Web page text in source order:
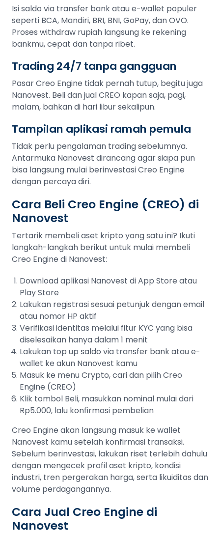
Isi saldo via transfer bank atau e-wallet populer
seperti BCA, Mandiri, BRI, BNI, GoPay, dan OVO.
Proses withdraw rupiah langsung ke rekening
bankmu, cepat dan tanpa ribet.
Trading 24/7 tanpa gangguan
Pasar Creo Engine tidak pernah tutup, begitu juga
Nanovest. Beli dan jual CREO kapan saja, pagi,
malam, bahkan di hari libur sekalipun.
Tampilan aplikasi ramah pemula
Tidak perlu pengalaman trading sebelumnya.
Antarmuka Nanovest dirancang agar siapa pun
bisa langsung mulai berinvestasi Creo Engine
dengan percaya diri.
Cara Beli Creo Engine (CREO) di
Nanovest
Tertarik membeli aset kripto yang satu ini? Ikuti
langkah-langkah berikut untuk mulai membeli
Creo Engine di Nanovest:
Download aplikasi Nanovest di App Store atau
Play Store
Lakukan registrasi sesuai petunjuk dengan email
atau nomor HP aktif
Verifikasi identitas melalui fitur KYC yang bisa
diselesaikan hanya dalam 1 menit
Lakukan top up saldo via transfer bank atau e-
wallet ke akun Nanovest kamu
Masuk ke menu Crypto, cari dan pilih Creo
Engine (CREO)
Klik tombol Beli, masukkan nominal mulai dari
Rp5.000, lalu konfirmasi pembelian
Creo Engine akan langsung masuk ke wallet
Nanovest kamu setelah konfirmasi transaksi.
Sebelum berinvestasi, lakukan riset terlebih dahulu
dengan mengecek profil aset kripto, kondisi
industri, tren pergerakan harga, serta likuiditas dan
volume perdagangannya.
Cara Jual Creo Engine di
Nanovest